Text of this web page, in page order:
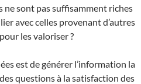
ne sont pas suffisamment riches
avec celles provenant d’autres
les valoriser ?
est de générer l’information la
questions à la satisfaction des